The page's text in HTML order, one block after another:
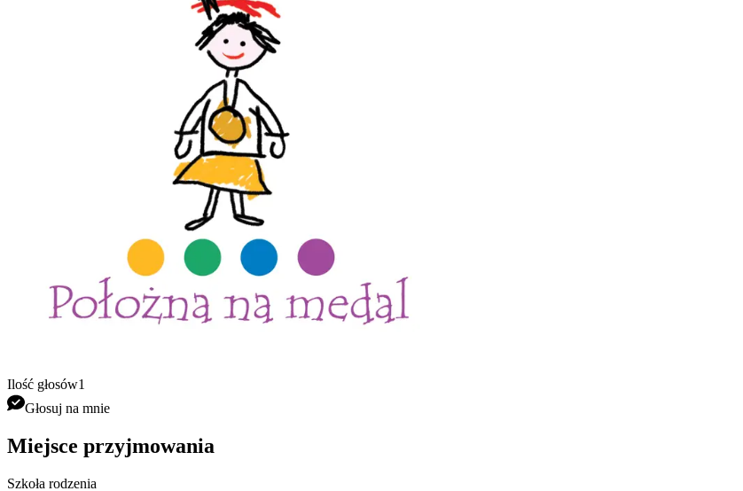
Ilość głosów1
Głosuj na mnie
Miejsce przyjmowania
Szkoła rodzenia